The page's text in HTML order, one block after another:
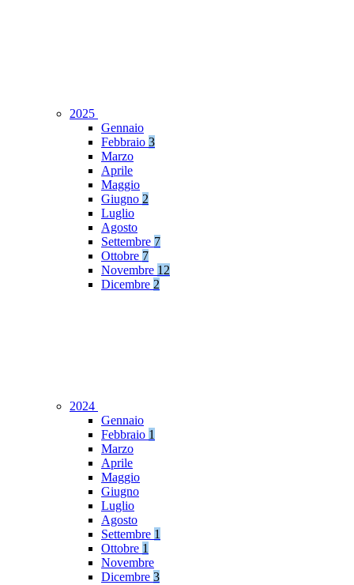
2025
Gennaio
Febbraio 3
Marzo
Aprile
Maggio
Giugno 2
Luglio
Agosto
Settembre 7
Ottobre 7
Novembre 12
Dicembre 2
2024
Gennaio
Febbraio 1
Marzo
Aprile
Maggio
Giugno
Luglio
Agosto
Settembre 1
Ottobre 1
Novembre
Dicembre 3